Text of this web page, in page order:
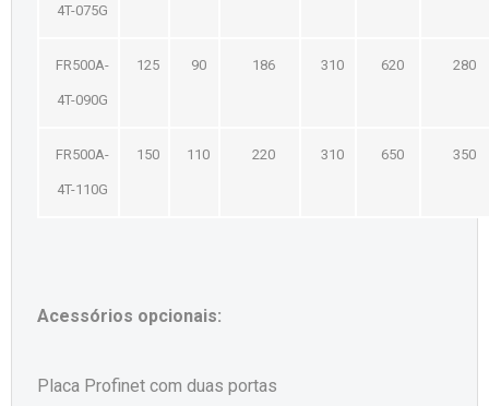
4T-075G
FR500A-
4T-090G
125 90 186 310 620 280
FR500A-
4T-110G
150 110 220 310 650 350
Acessórios opcionais:
Placa Profinet com duas portas